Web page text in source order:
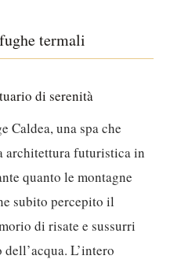
termali
di serenità
Caldea, una spa che
architettura futuristica in
quanto le montagne
subito percepito il
di risate e sussurri
L’intero